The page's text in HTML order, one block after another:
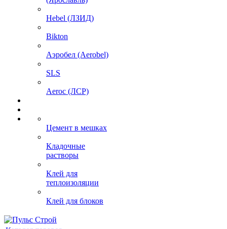
Hebel (ЛЗИД)
Bikton
Аэробел (Aerobel)
SLS
Aeroc (ЛСР)
Цемент в мешках
Кладочные
растворы
Клей для
теплоизоляции
Клей для блоков